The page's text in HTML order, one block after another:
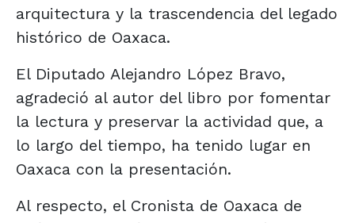
arquitectura y la trascendencia del legado
histórico de Oaxaca.
El Diputado Alejandro López Bravo,
agradeció al autor del libro por fomentar
la lectura y preservar la actividad que, a
lo largo del tiempo, ha tenido lugar en
Oaxaca con la presentación.
Al respecto, el Cronista de Oaxaca de